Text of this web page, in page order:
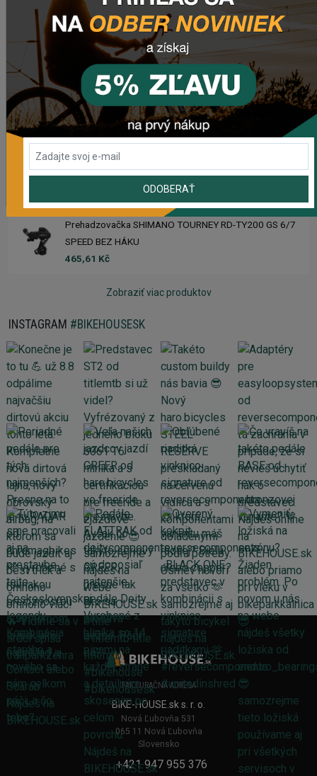
Sedlo CHROMAG TRAILMASTER DT V2
2 223,62 Kč
Rebuild kit pedálov CHROMAG SYNTH
1 006,16 Kč
Náhradný gumový diel pre košík CRUSSIS YBC-01
Prehadzovačka SHIMANO TOURNEY RD-TY200 GS 6/7
SPEED BEZ HÁKU
465,61 Kč
Zobraziť viac produktov
INSTAGRAM #BIKEHOUSESK
FAKTURAČNÁ ADRESA
BIKE-HOUSE.sk s. r. o.
Nová Ľubovňa 531
065 11 Nová Ľubovňa
Slovensko
+421 947 955 376
ODOBERAŤ